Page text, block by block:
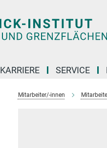
KARRIERE SERVICE
Mitarbeiter/-innen